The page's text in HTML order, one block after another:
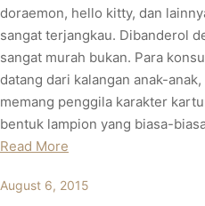
doraemon, hello kitty, dan
sangat terjangkau. Dibanderol
sangat murah bukan. Para
datang dari kalangan anak-
memang penggila karakter
bentuk lampion yang biasa-
Read More
August 6, 2015